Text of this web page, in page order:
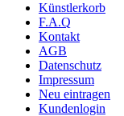
Künstlerkorb
F.A.Q
Kontakt
AGB
Datenschutz
Impressum
Neu eintragen
Kundenlogin